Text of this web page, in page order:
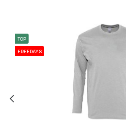
TOP
FREEDAYS